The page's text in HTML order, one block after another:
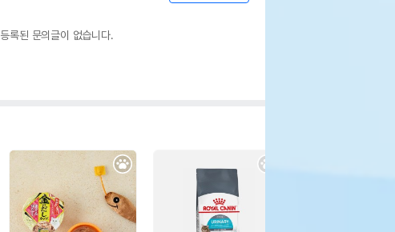
등록된 문의글이 없습니다.